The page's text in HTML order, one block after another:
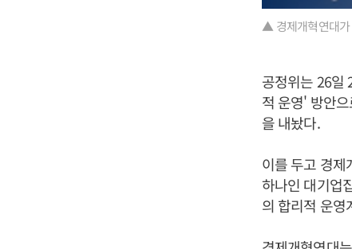
▲ 경제개혁연대가
공정위는 26일
적 운영' 방안
을 내놨다.
이를 두고 경제
하나인 대기업
의 합리적 운